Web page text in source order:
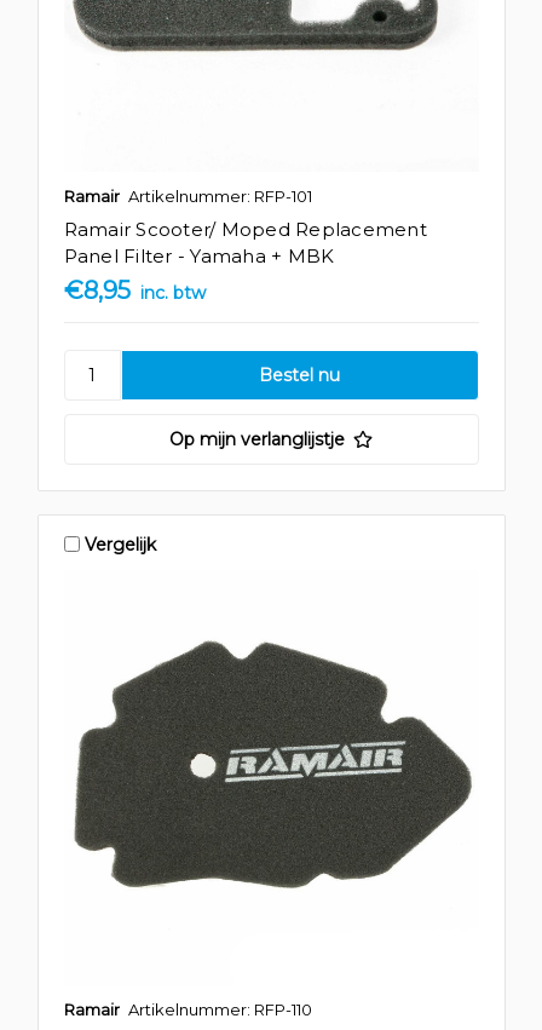
Ramair Artikelnummer: RFP-101
Ramair Scooter/ Moped Replacement
Panel Filter - Yamaha + MBK
€8,95 inc. btw
Op mijn verlanglijstje
Vergelijk
Ramair Artikelnummer: RFP-110